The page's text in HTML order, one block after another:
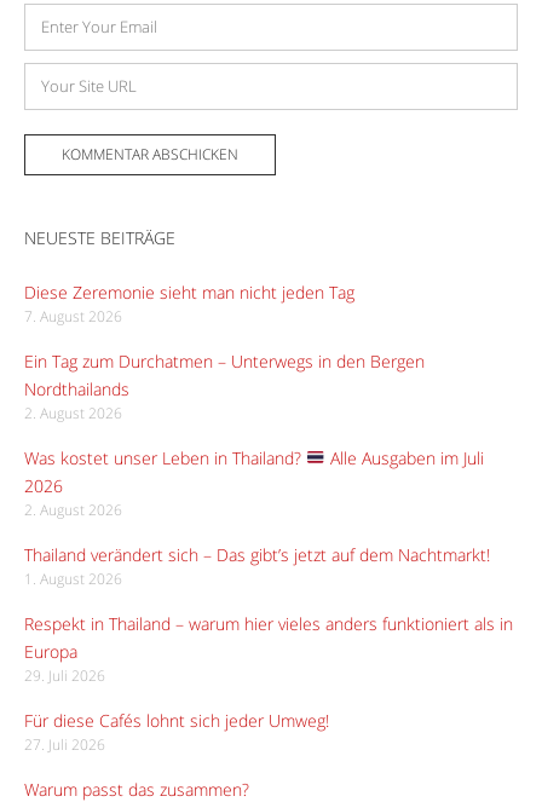
Adresse
Website
NEUESTE BEITRÄGE
Diese Zeremonie sieht man nicht jeden Tag
7. August 2026
Ein Tag zum Durchatmen – Unterwegs in den Bergen
Nordthailands
2. August 2026
Was kostet unser Leben in Thailand?
Alle Ausgaben im Juli
2026
2. August 2026
Thailand verändert sich – Das gibt’s jetzt auf dem Nachtmarkt!
1. August 2026
Respekt in Thailand – warum hier vieles anders funktioniert als in
Europa
29. Juli 2026
Für diese Cafés lohnt sich jeder Umweg!
27. Juli 2026
Warum passt das zusammen?